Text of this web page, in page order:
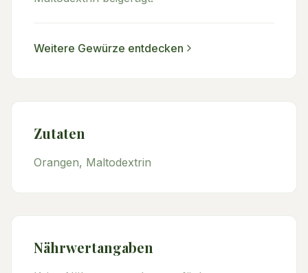
Weitere Gewürze entdecken
Zutaten
Orangen, Maltodextrin
Nährwertangaben